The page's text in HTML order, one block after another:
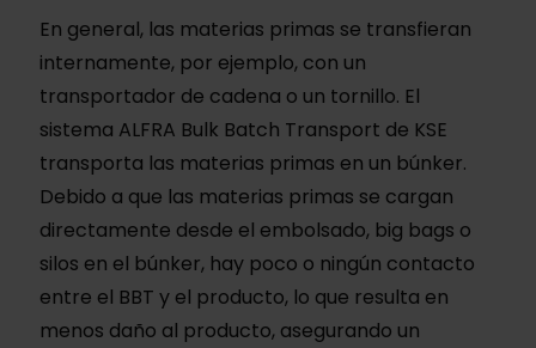
En general, las materias primas se transfieran
internamente, por ejemplo, con un
transportador de cadena o un tornillo. El
sistema ALFRA Bulk Batch Transport de KSE
transporta las materias primas en un búnker.
Debido a que las materias primas se cargan
directamente desde el embolsado, big bags o
silos en el búnker, hay poco o ningún contacto
entre el BBT y el producto, lo que resulta en
menos daño al producto, asegurando un